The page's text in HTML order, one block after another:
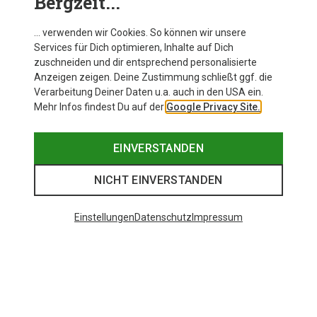
… verwenden wir Cookies. So können wir unsere
Services für Dich optimieren, Inhalte auf Dich
zuschneiden und dir entsprechend personalisierte
Anzeigen zeigen. Deine Zustimmung schließt ggf. die
Verarbeitung Deiner Daten u.a. auch in den USA ein.
Mehr Infos findest Du auf der Google Privacy Site.
EINVERSTANDEN
NICHT EINVERSTANDEN
EinstellungenDatenschutz Impressum